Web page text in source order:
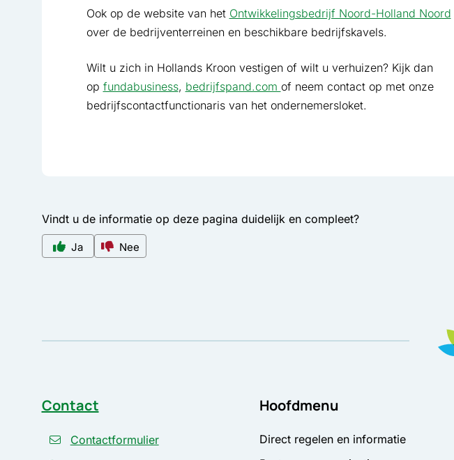
Ook op de website van het Ontwikkelingsbedrijf Noord-Holland Noord
over de bedrijventerreinen en beschikbare bedrijfskavels.
Wilt u zich in Hollands Kroon vestigen of wilt u verhuizen? Kijk dan
op fundabusiness, bedrijfspand.com of neem contact op met onze
bedrijfscontactfunctionaris van het ondernemersloket.
Vindt u de informatie op deze pagina duidelijk en compleet?
Ja Nee
Contact
Contactformulier
Hoofdmenu
Direct regelen en informatie